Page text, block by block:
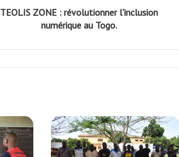
TEOLIS ZONE : révolutionner l'inclusion
numérique au Togo.